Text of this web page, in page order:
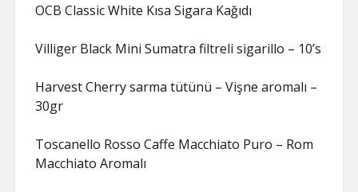
OCB Classic White Kısa Sigara Kağıdı
Villiger Black Mini Sumatra filtreli sigarillo – 10’s
Harvest Cherry sarma tütünü – Vişne aromalı –
30gr
Toscanello Rosso Caffe Macchiato Puro – Rom
Macchiato Aromalı